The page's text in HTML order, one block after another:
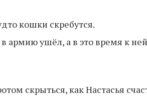
кошки скребутся.
армию ушёл, а в это время к
скрыться, как Настасья